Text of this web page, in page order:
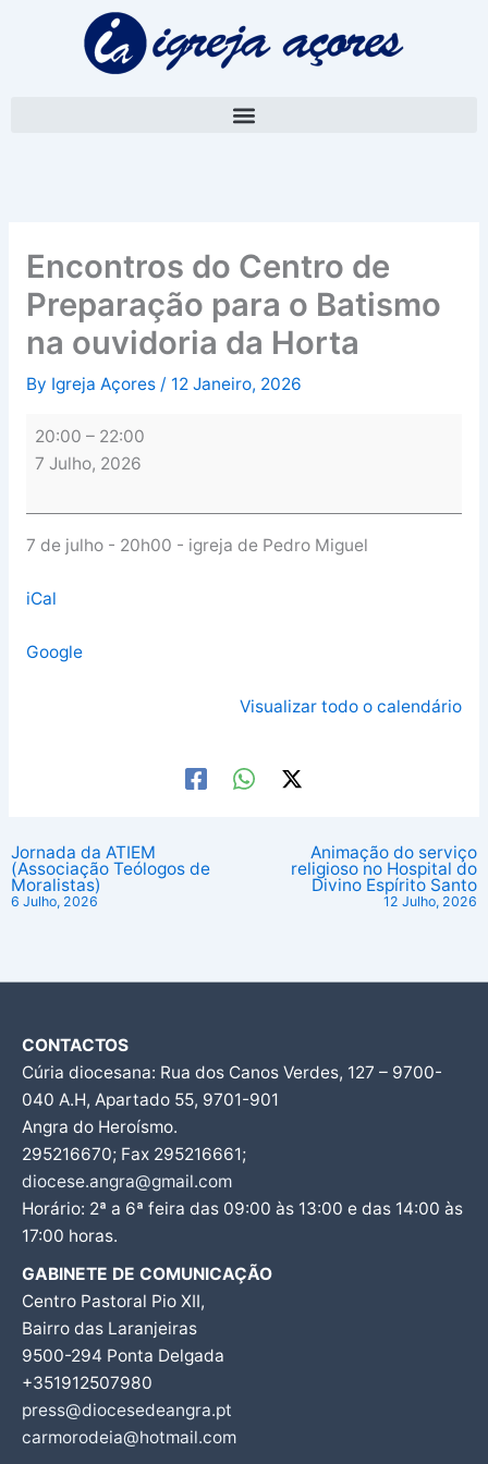
Encontros do Centro de
Preparação para o Batismo
na ouvidoria da Horta
By Igreja Açores / 12 Janeiro, 2026
Encontros
ouvidoria
da
Horta
20:00 – 22:00
7 Julho, 2026
7 de julho - 20h00 - igreja de Pedro Miguel
iCal
Google
Visualizar todo o calendário
Jornada da ATIEM
(Associação Teólogos de
Moralistas)
6 Julho, 2026
Animação do serviço
religioso no Hospital do
Divino Espírito Santo
12 Julho, 2026
CONTACTOS
Cúria diocesana: Rua dos Canos Verdes, 127 – 9700-
040 A.H, Apartado 55, 9701-901
Angra do Heroísmo.
295216670; Fax 295216661;
diocese.angra@gmail.com
Horário: 2ª a 6ª feira das 09:00 às 13:00 e das 14:00 às
17:00 horas.
GABINETE DE COMUNICAÇÃO
Centro Pastoral Pio XII,
Bairro das Laranjeiras
9500-294 Ponta Delgada
+351912507980
press@diocesedeangra.pt
carmorodeia@hotmail.com